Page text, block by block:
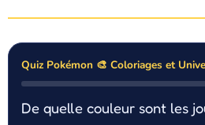
Quiz Pokémon 🎨 Coloriages et
De quelle couleur sont les